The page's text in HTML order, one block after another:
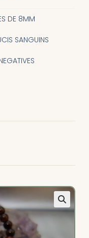
DE 8MM
SANGUINS